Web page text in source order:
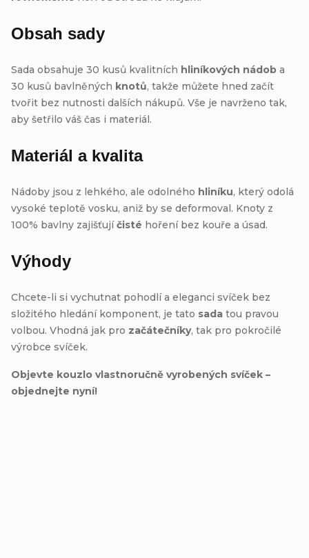
Obsah sady
Sada obsahuje 30 kusů kvalitních hliníkových nádob a
30 kusů bavlněných knotů, takže můžete hned začít
tvořit bez nutnosti dalších nákupů. Vše je navrženo tak,
aby šetřilo váš čas i materiál.
Materiál a kvalita
Nádoby jsou z lehkého, ale odolného hliníku, který odolá
vysoké teplotě vosku, aniž by se deformoval. Knoty z
100% bavlny zajišťujíčisté hoření bez kouře a úsad.
Výhody
Chcete-li si vychutnat pohodlí a eleganci svíček bez
složitého hledání komponent, je tato sada tou pravou
volbou. Vhodná jak pro začátečníky, tak pro pokročilé
výrobce svíček.
Objevte kouzlo vlastnoručně vyrobených svíček –
objednejte nyní!